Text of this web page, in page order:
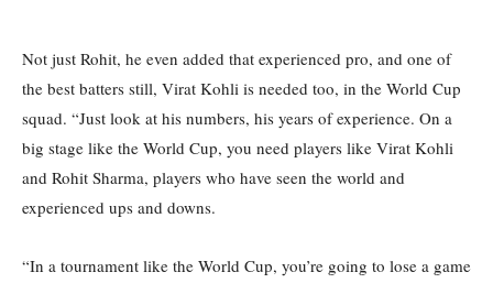
Not just Rohit, he even added that experienced pro, and one of
the best batters still, Virat Kohli is needed too, in the World Cup
squad. “Just look at his numbers, his years of experience. On a
big stage like the World Cup, you need players like Virat Kohli
and Rohit Sharma, players who have seen the world and
experienced ups and downs.
“In a tournament like the World Cup, you’re going to lose a game